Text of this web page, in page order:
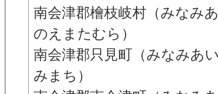
南会津郡檜枝岐村（みなみ
のえまたむら）
南会津郡只見町（みなみあ
みまち）